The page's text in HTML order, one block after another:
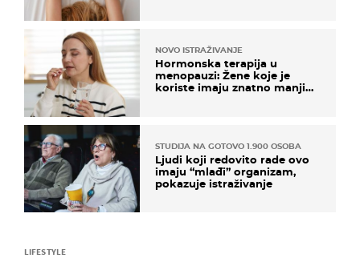
NOVO ISTRAŽIVANJE
Hormonska terapija u
menopauzi: Žene koje je
koriste imaju znatno manji
STUDIJA NA GOTOVO 1.900 OSOBA
Ljudi koji redovito rade ovo
imaju “mlađi” organizam,
pokazuje istraživanje
LIFESTYLE